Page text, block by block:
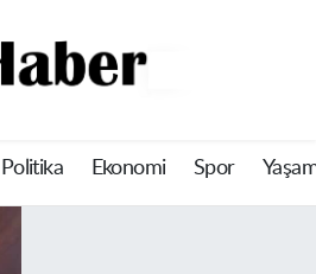
Politika Ekonomi Spor